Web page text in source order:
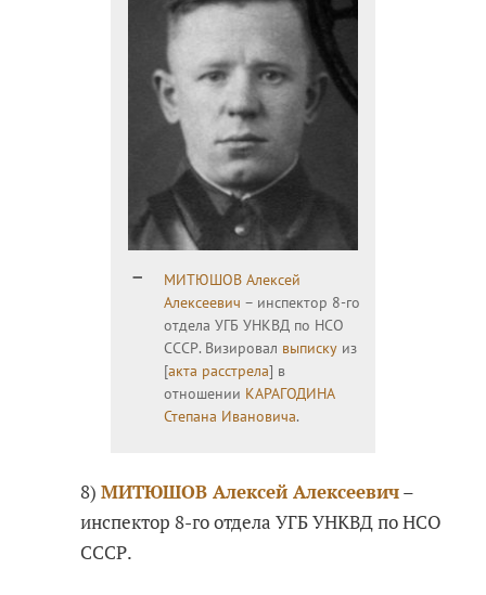
МИТЮШОВ Алексей
Алексеевич – инспектор 8-го
отдела УГБ УНКВД по НСО
СССР. Визировал выписку из
[акта расстрела] в
отношении КАРАГОДИНА
Степана Ивановича.
8)МИТЮШОВ Алексей Алексеевич–
инспектор 8-го отдела УГБ УНКВД по НСО
СССР.